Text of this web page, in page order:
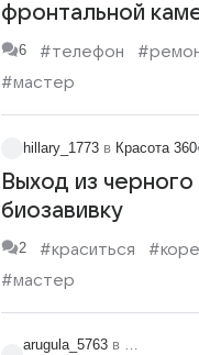
фронтальной
динамика на redmi
6 #телефон
#мастер
hillary_1773 в Красота 360
Выход из черного
биозавивку
2 #краситься
#мастер
arugula_5763 в